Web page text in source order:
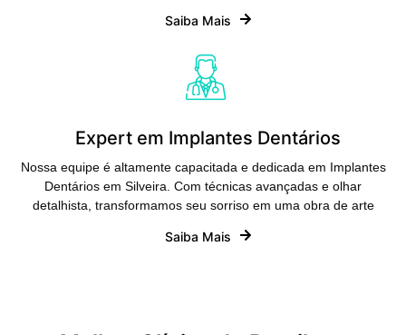
Saiba Mais
Expert em Implantes Dentários
Nossa equipe é altamente capacitada e dedicada em Implantes
Dentários em Silveira. Com técnicas avançadas e olhar
detalhista, transformamos seu sorriso em uma obra de arte
Saiba Mais